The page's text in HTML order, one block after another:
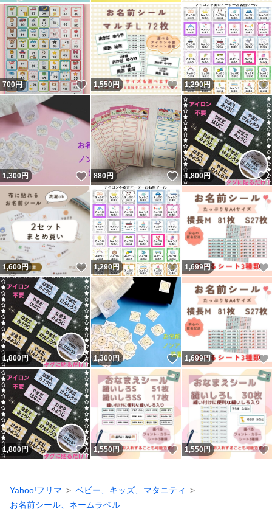
700円 いいね！
1,550円 いいね！
1,290円
1,300円 いいね！
880円 いいね！
1,800円
1,600円 いいね！
1,290円 いいね！
1,699円
1,800円 いいね！
1,300円 いいね！
1,699円
1,800円 いいね！
1,550円 いいね！
1,550円
Yahoo!フリマ
ベビー、キッズ、マタニティ
お名前シール、ネームラベル